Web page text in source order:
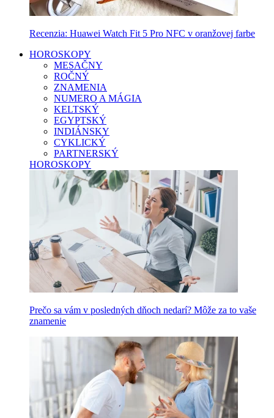
Recenzia: Huawei Watch Fit 5 Pro NFC v oranžovej farbe
HOROSKOPY
MESAČNY
ROČNÝ
ZNAMENIA
NUMERO A MÁGIA
KELTSKÝ
EGYPTSKÝ
INDIÁNSKY
CYKLICKÝ
PARTNERSKÝ
HOROSKOPY
Prečo sa vám v posledných dňoch nedarí? Môže za to vaše
znamenie